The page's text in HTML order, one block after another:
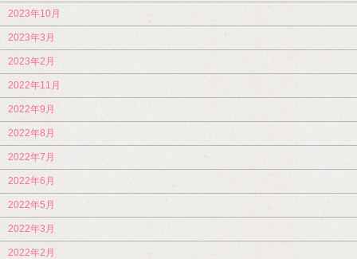
2023年10月
2023年3月
2023年2月
2022年11月
2022年9月
2022年8月
2022年7月
2022年6月
2022年5月
2022年3月
2022年2月